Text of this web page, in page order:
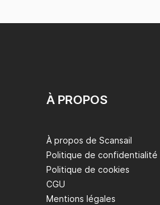
À PROPOS
À propos de Scansail
Politique de confidentialité
Politique de cookies
CGU
Mentions légales